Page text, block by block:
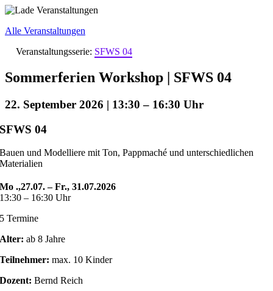
Alle Veranstaltungen
Veranstaltungsserie: SFWS 04
Sommerferien Workshop | SFWS 04
22. September 2026 | 13:30 – 16:30
SFWS 04
Bauen und Modelliere mit Ton, Pappmaché und unterschiedlichen
Materialien
Mo .,27.07. – Fr., 31.07.2026
13:30 – 16:30 Uhr
5 Termine
Alter: ab 8 Jahre
Teilnehmer: max. 10 Kinder
Dozent: Bernd Reich